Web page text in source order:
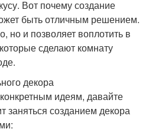
Вот почему создание
быть отличным решением.
но и позволяет воплотить в
сделают комнату
декора
идеям, давайте
заняться созданием декора